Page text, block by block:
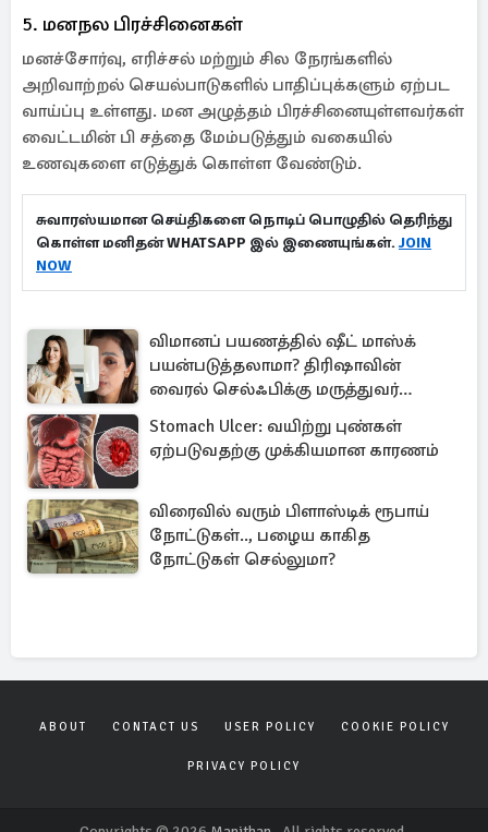
5. மனநல பிரச்சினைகள்
மனச்சோர்வு, எரிச்சல் மற்றும் சில நேரங்களில்
அறிவாற்றல் செயல்பாடுகளில் பாதிப்புக்களும் ஏற்பட
வாய்ப்பு உள்ளது. மன அழுத்தம் பிரச்சினையுள்ளவர்கள்
வைட்டமின் பி சத்தை மேம்படுத்தும் வகையில்
உணவுகளை எடுத்துக் கொள்ள வேண்டும்.
சுவாரஸ்யமான செய்திகளை நொடிப் பொழுதில் தெரிந்து
கொள்ள மனிதன் WHATSAPP இல் இணையுங்கள்.JOIN
NOW
விமானப் பயணத்தில் ஷீட் மாஸ்க்
பயன்படுத்தலாமா? திரிஷாவின்
வைரல் செல்ஃபிக்கு மருத்துவர்
விளக்கம்
Stomach Ulcer: வயிற்று புண்கள்
ஏற்படுவதற்கு முக்கியமான காரணம்
விரைவில் வரும் பிளாஸ்டிக் ரூபாய்
நோட்டுகள்.., பழைய காகித
நோட்டுகள் செல்லுமா?
ABOUT CONTACT US USER POLICY COOKIE POLICY
PRIVACY POLICY